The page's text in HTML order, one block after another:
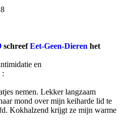
schreefEet-Geen-Dieren het
en
:
nemen. Lekker langzaam
mond over mijn keiharde lid te
Kokhalzend krijgt ze mijn warme